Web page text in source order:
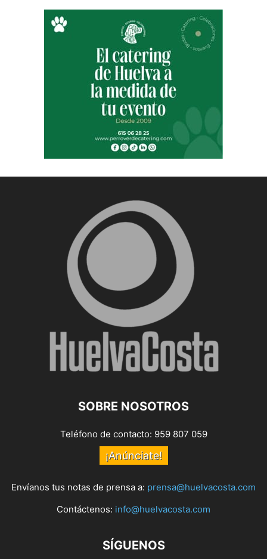
SOBRE NOSOTROS
Teléfono de contacto: 959 807 059
¡Anúnciate!
Envíanos tus notas de prensa a: prensa@huelvacosta.com
Contáctenos: info@huelvacosta.com
SÍGUENOS